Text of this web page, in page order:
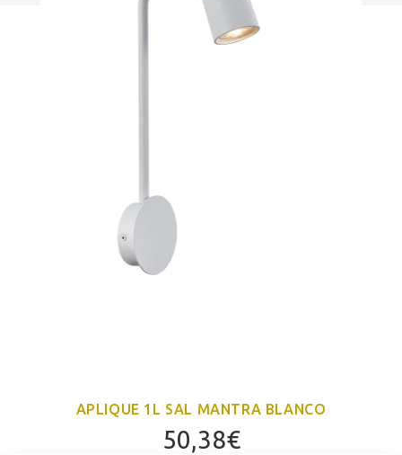
APLIQUE 1L SAL MANTRA BLANCO
50,38€